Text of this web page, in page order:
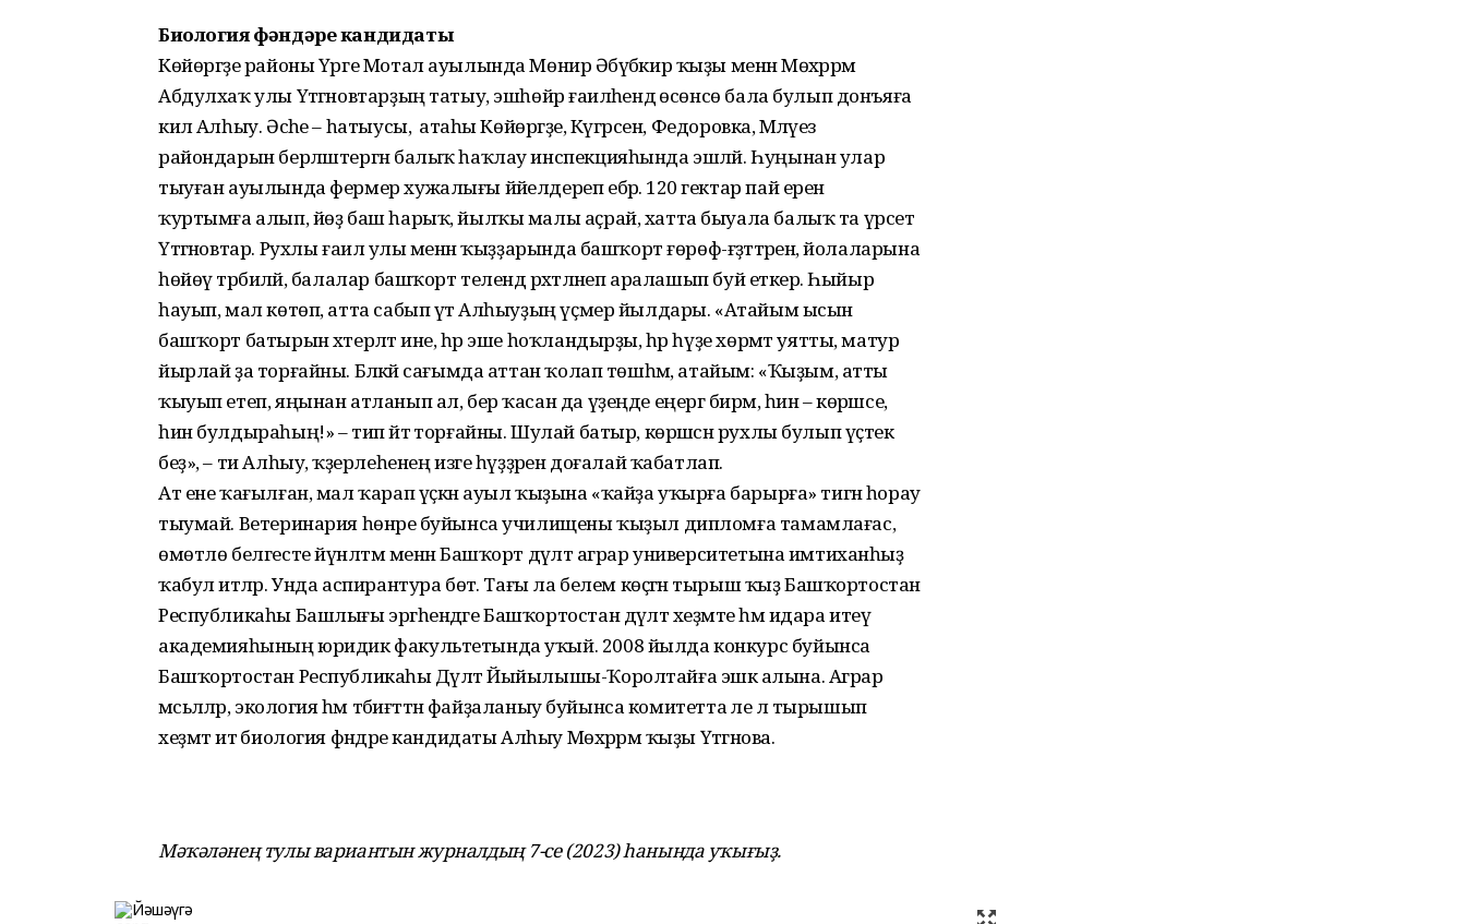
Биология фәндәре кандидаты
Көйөргәҙе районы Үрге Мотал ауылында Мөнирә Әбүбәкир ҡыҙы менән Мөхәррәм
Абдулхаҡ улы Үтәгәнов­тарҙың татыу, эшһөйәр ғаиләһендә өсөнсө бала булып донъяға
килә Алһыу. Әсәһе – һатыусы, ә атаһы Көйөргәҙе, Күгәрсен, Федоровка, Мәләүез
райондарын берләштергән балыҡ һаҡлау инспекцияһында эшләй. Һуңынан улар
тыуған ауылында фермер хужалығы йәйелдереп ебәрә. 120 гектар пай ерен
ҡуртымға алып, йөҙ баш һарыҡ, йылҡы малы аҫрай, хатта быуала балыҡ та үрсетә
Үтәгәновтар. Рухлы ғаилә улы менән ҡыҙҙарында башҡорт ғөрөф-ғәҙәттәренә, йолаларына
һөйөү тәрбиәләй, балалар башҡорт телендә рәхәтләнеп аралашып буй еткерә. Һыйыр
һауып, мал көтөп, атта сабып үтә Алһыуҙың үҫмер йылдары. «Атайым ысын
башҡорт батырын хәтерләтә ине, һәр эше һоҡландырҙы, һәр һүҙе хөрмәт уятты, матур
йырлай ҙа торғайны. Бәләкәй сағымда аттан ҡолап төшһәм, атайым: «Ҡыҙым, атты
ҡыуып етеп, яңынан атланып ал, бер ҡасан да үҙеңде еңергә бирмә, һин – көрәшсе,
һин булдыраһың!» – тип әйтә торғайны. Шулай батыр, көрәшсән рухлы булып үҫтек
беҙ», – ти Алһыу, ҡәҙерлеһенең изге һүҙҙәрен доғалай ҡабатлап.
Ат ене ҡағылған, мал ҡарап үҫкән ауыл ҡыҙына «ҡайҙа уҡырға барырға» тигән һорау
тыумай. Ветеринария һөнәре буйынса училищены ҡыҙыл дипломға тамамлағас,
өмөтлө белгесте йүнәлтмә менән Башҡорт дәүләт аграр университетына имтиханһыҙ
ҡабул итәләр. Унда аспирантура бөтә. Тағы ла белем көҫәгән тырыш ҡыҙ Башҡор­тостан
Республикаһы Башлығы эргәһендәге Башҡортостан дәүләт хеҙмәте һәм идара итеү
академияһының юридик факультетында уҡый. 2008 йылда конкурс буйынса
Башҡортостан Республикаһы Дәүләт Йыйылышы-Ҡоролтайға эшкә алына. Аграр
мәсьә­ләләр, экология һәм тәбиғәттән файҙаланыу буйынса комитетта әле лә тырышып
хеҙмәт итә биология фәндәре кандидаты Алһыу Мөхәррәм ҡыҙы Үтәгәнова.
Мәҡәләнең тулы вариантын журналдың 7-се (2023) һанында уҡығыҙ.